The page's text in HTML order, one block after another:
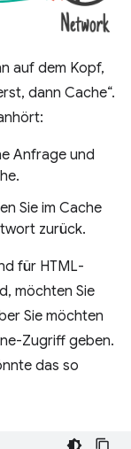
auf dem Kopf,
dann Cache“.
Anfrage und
Sie im Cache
zurück.
für HTML-
möchten Sie
Sie möchten
Zugriff geben.
das so